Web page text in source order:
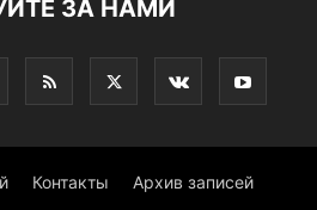
ЗА НАМИ
Контакты Архив записей